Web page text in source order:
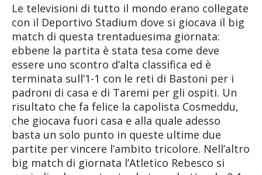
Le televisioni di tutto il mondo erano collegate
con il Deportivo Stadium dove si giocava il big
match di questa trentaduesima giornata:
ebbene la partita è stata tesa come deve
essere uno scontro d’alta classifica ed è
terminata sull’1-1 con le reti di Bastoni per i
padroni di casa e di Taremi per gli ospiti. Un
risultato che fa felice la capolista Cosmeddu,
che giocava fuori casa e alla quale adesso
basta un solo punto in queste ultime due
partite per vincere l’ambito tricolore. Nell’altro
big match di giornata l’Atletico Rebesco si